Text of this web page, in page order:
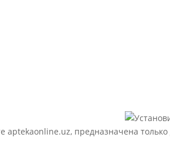
aptekaonline.uz, предназначена